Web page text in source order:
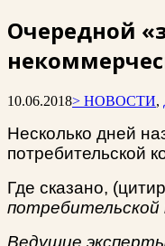
Очередной
10.06.2018> НОВОСТИ,
Несколько дней
потребительской
Где сказано,
потребительской
Ведущие